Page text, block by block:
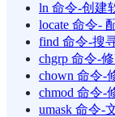
ln 命令-创建
locate 命令-
find 命令-搜
chgrp 命令-
chown 命令-
chmod 命令-
umask 命令-